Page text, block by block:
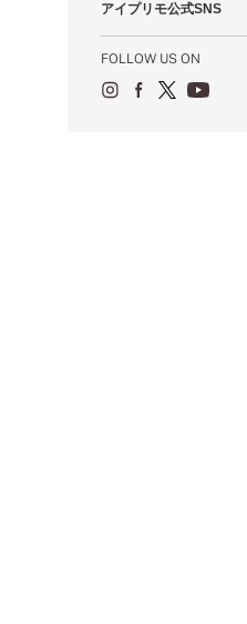
1月（53）
2月（71）
1月（66）
3月（62）
4月（60）
1月（72）
5月（85）
6月（66）
7月（66）
8月（18）
6月（14）
9月（15）
7月（22）
アイプリモ公式SNS
FOLLOW US ON